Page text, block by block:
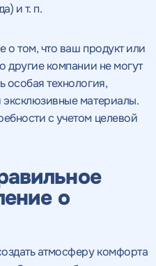
и т. п.
о том, что ваш продукт или
другие компании не могут
особая технология,
эксклюзивные материалы.
с учетом целевой
о
атмосферу комфорта